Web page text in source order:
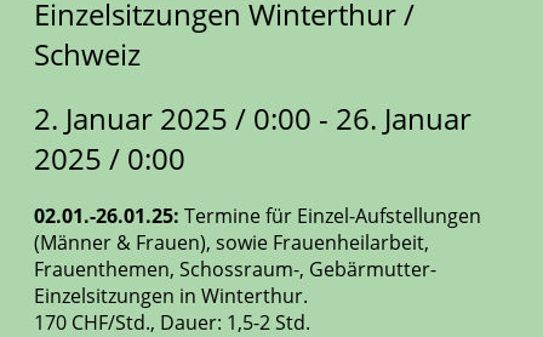
Einzelsitzungen Winterthur /
Schweiz
2. Januar 2025 / 0:00 - 26. Januar
2025 / 0:00
02.01.-26.01.25: Termine für Einzel-Aufstellungen
(Männer & Frauen), sowie Frauenheilarbeit,
Frauenthemen, Schossraum-, Gebärmutter-
Einzelsitzungen in Winterthur.
170 CHF/Std., Dauer: 1,5-2 Std.